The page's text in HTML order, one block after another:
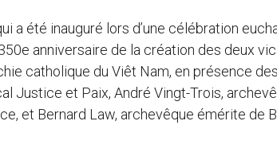
a été inauguré lors d’une célébration
anniversaire de la création des deux
catholique du Viêt Nam, en présence
Justice et Paix, André Vingt-Trois,
et Bernard Law, archevêque émérite de